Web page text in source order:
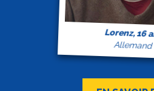
Lorenz, 16
Allemand